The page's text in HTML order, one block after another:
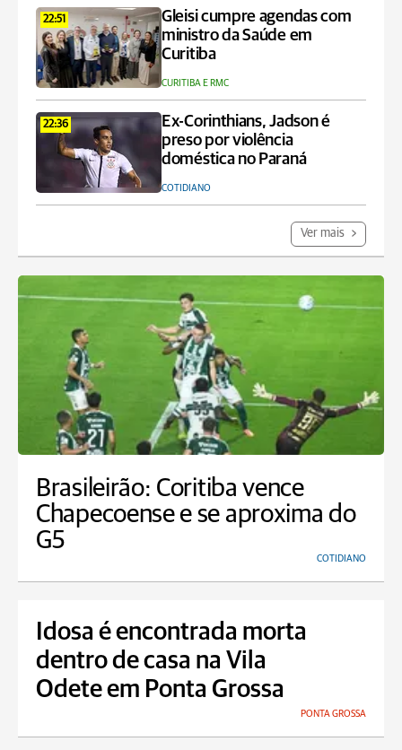
22:51
Gleisi cumpre agendas com
ministro da Saúde em
Curitiba
CURITIBA E RMC
22:36
Ex-Corinthians, Jadson é
preso por violência
doméstica no Paraná
COTIDIANO
Ver mais
Brasileirão: Coritiba vence
Chapecoense e se aproxima do
G5
COTIDIANO
Idosa é encontrada morta
dentro de casa na Vila
Odete em Ponta Grossa
PONTA GROSSA